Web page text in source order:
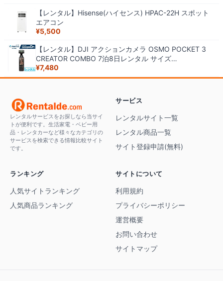
【レンタル】Hisense(ハイセンス) HPAC-22H スポット
エアコン
¥5,500
【レンタル】DJI アクションカメラ OSMO POCKET 3
CREATOR COMBO 7泊8日レンタル サイズ
139.7×42.2×33.5 mm（長さ×幅×高さ) 重量179 g
※microSDカード・ACアダプター(typeC)は付属しており
¥7,480
レンタルサービスをお探しなら当サイ
トが便利です。生活家電・ベビー用
品・レンタカーなど様々なカテゴリの
サービスを検索できる情報比較サイト
です。
サービス
レンタルサイト一覧
レンタル商品一覧
サイト登録申請(無料)
ランキング
人気サイトランキング
人気商品ランキング
サイトについて
利用規約
プライバシーポリシー
運営概要
お問い合わせ
サイトマップ